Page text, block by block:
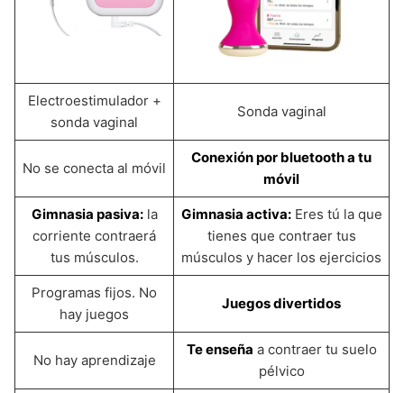
Electroestimulador +
sonda vaginal
Sonda vaginal
No se conecta al móvil
Conexión por bluetooth a tu
móvil
Gimnasia pasiva:la
corriente contraerá
tus músculos.
Gimnasia activa:Eres tú la que
tienes que contraer tus
músculos y hacer los ejercicios
Programas fijos. No
hay juegos
Juegos divertidos
No hay aprendizaje
Te enseña a contraer tu suelo
pélvico